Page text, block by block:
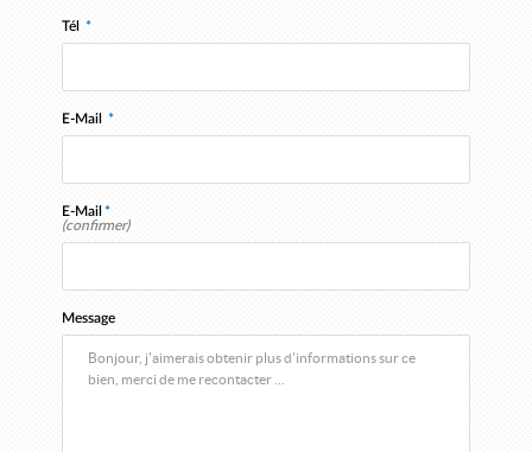
Tél *
E-Mail *
E-Mail *
(confirmer)
Message